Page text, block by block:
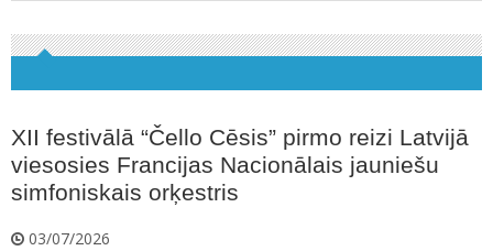
XII festivālā “Čello Cēsis” pirmo reizi Latvijā
viesosies Francijas Nacionālais jauniešu
simfoniskais orķestris
03/07/2026